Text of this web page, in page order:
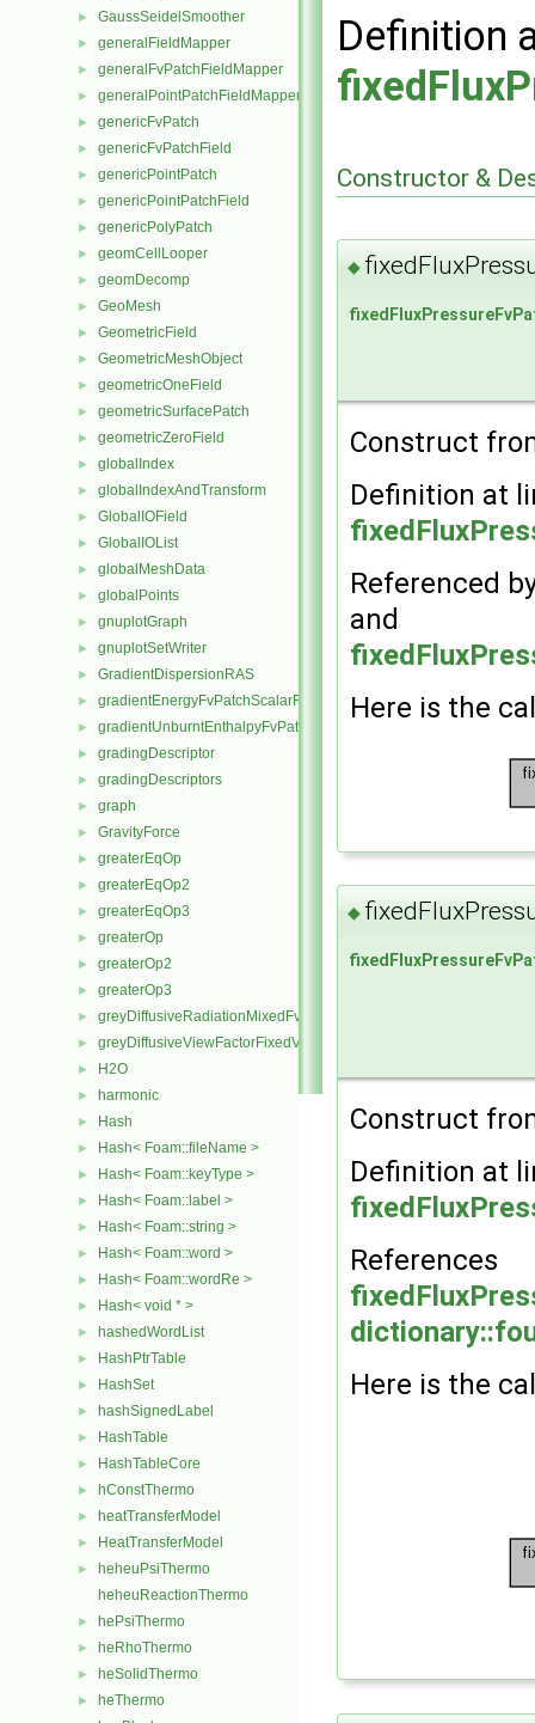
► GaussSeidelSmoother
► generalFieldMapper
► generalFvPatchFieldMapper
► generalPointPatchFieldMapper
► genericFvPatch
► genericFvPatchField
► genericPointPatch
► genericPointPatchField
► genericPolyPatch
► geomCellLooper
► geomDecomp
► GeoMesh
► GeometricField
► GeometricMeshObject
► geometricOneField
► geometricSurfacePatch
► geometricZeroField
► globalIndex
► globalIndexAndTransform
► GlobalIOField
► GlobalIOList
► globalMeshData
► globalPoints
► gnuplotGraph
► gnuplotSetWriter
► GradientDispersionRAS
► gradientEnergyFvPatchScalarField
► gradientUnburntEnthalpyFvPatchScalarField
► gradingDescriptor
► gradingDescriptors
► graph
► GravityForce
► greaterEqOp
► greaterEqOp2
► greaterEqOp3
► greaterOp
► greaterOp2
► greaterOp3
► greyDiffusiveRadiationMixedFvPatchScalarField
► greyDiffusiveViewFactorFixedValueFvPatchScalarField
► H2O
► harmonic
► Hash
► Hash< Foam::fileName >
► Hash< Foam::keyType >
► Hash< Foam::label >
► Hash< Foam::string >
► Hash< Foam::word >
► Hash< Foam::wordRe >
► Hash< void * >
► hashedWordList
► HashPtrTable
► HashSet
► hashSignedLabel
► HashTable
► HashTableCore
► hConstThermo
► heatTransferModel
► HeatTransferModel
►
heheuPsiThermo
heheuReactionThermo
► hePsiThermo
► heRhoThermo
► heSolidThermo
► heThermo
Definition
Constructor &
◆
Construct
Definition at
Referenced
and
Here is the
◆
Construct
Definition at
References
Here is the